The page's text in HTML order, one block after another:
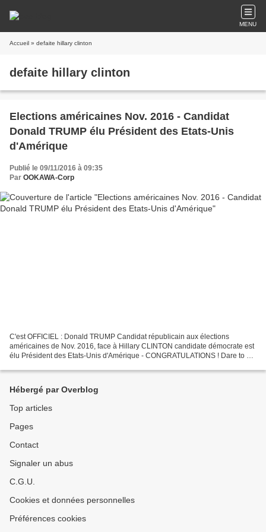
MENU
Accueil » defaite hillary clinton
defaite hillary clinton
Elections américaines Nov. 2016 - Candidat
Donald TRUMP élu Président des Etats-Unis
d'Amérique
Publié le 09/11/2016 à 09:35
Par OOKAWA-Corp
C'est OFFICIEL : Donald TRUMP Candidat républicain aux élections
américaines de Nov. 2016, face à Hillary CLINTON candidate démocrate est
élu Président des Etats-Unis d'Amérique - CONGRATULATIONS ! Dare to be
Hébergé par Overblog
Top articles
Pages
Contact
Signaler un abus
C.G.U.
Cookies et données personnelles
Préférences cookies